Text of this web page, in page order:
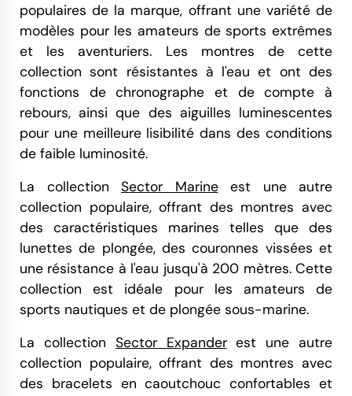
populaires de la marque, offrant une variété de
modèles pour les amateurs de sports extrêmes
et les aventuriers. Les montres de cette
collection sont résistantes à l'eau et ont des
fonctions de chronographe et de compte à
rebours, ainsi que des aiguilles luminescentes
pour une meilleure lisibilité dans des conditions
de faible luminosité.
La collection Sector Marineest une autre
collection populaire, offrant des montres avec
des caractéristiques marines telles que des
lunettes de plongée, des couronnes vissées et
une résistance à l'eau jusqu'à 200 mètres. Cette
collection est idéale pour les amateurs de
sports nautiques et de plongée sous-marine.
La collection Sector Expanderest une autre
collection populaire, offrant des montres avec
des bracelets en caoutchouc confortables et